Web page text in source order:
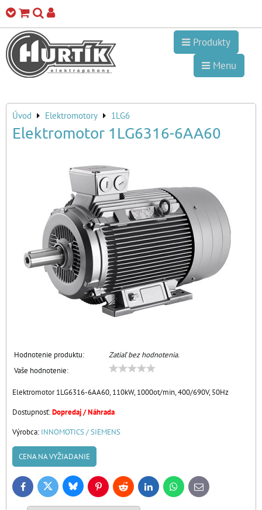
Produkty
Menu
Úvod Elektromotory 1LG6
Elektromotor 1LG6316-6AA60
Hodnotenie produktu:
Zatiaľ bez hodnotenia.
Vaše hodnotenie:
Elektromotor 1LG6316-6AA60, 110kW, 1000ot/min, 400/690V, 50Hz
Dostupnosť:Dopredaj / Náhrada
Výrobca: INNOMOTICS / SIEMENS
CENA NA VYŽIADANIE
FacebookTwitter BlueskyPinterestReddit LinkedInWhatsApp
E-
mail